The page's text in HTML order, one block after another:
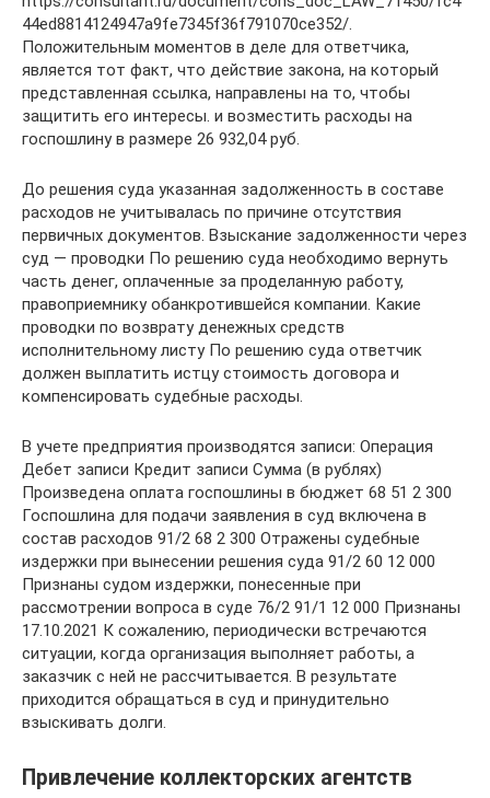
44ed8814124947a9fe7345f36f791070ce352/.
Положительным моментов в деле для ответчика,
является тот факт, что действие закона, на который
представленная ссылка, направлены на то, чтобы
защитить его интересы. и возместить расходы на
госпошлину в размере 26 932,04 руб.
До решения суда указанная задолженность в составе
расходов не учитывалась по причине отсутствия
первичных документов. Взыскание задолженности через
суд — проводки По решению суда необходимо вернуть
часть денег, оплаченные за проделанную работу,
правоприемнику обанкротившейся компании. Какие
проводки по возврату денежных средств
исполнительному листу По решению суда ответчик
должен выплатить истцу стоимость договора и
компенсировать судебные расходы.
В учете предприятия производятся записи: Операция
Дебет записи Кредит записи Сумма (в рублях)
Произведена оплата госпошлины в бюджет 68 51 2 300
Госпошлина для подачи заявления в суд включена в
состав расходов 91/2 68 2 300 Отражены судебные
издержки при вынесении решения суда 91/2 60 12 000
Признаны судом издержки, понесенные при
рассмотрении вопроса в суде 76/2 91/1 12 000 Признаны
17.10.2021 К сожалению, периодически встречаются
ситуации, когда организация выполняет работы, а
заказчик с ней не рассчитывается. В результате
приходится обращаться в суд и принудительно
взыскивать долги.
Привлечение коллекторских агентств